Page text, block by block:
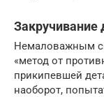
Закручивание
Немаловажным
«метод от
прикипевшей
наоборот,